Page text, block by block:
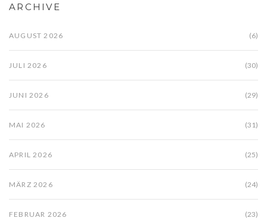
ARCHIVE
AUGUST 2026 (6)
JULI 2026 (30)
JUNI 2026 (29)
MAI 2026 (31)
APRIL 2026 (25)
MÄRZ 2026 (24)
FEBRUAR 2026 (23)